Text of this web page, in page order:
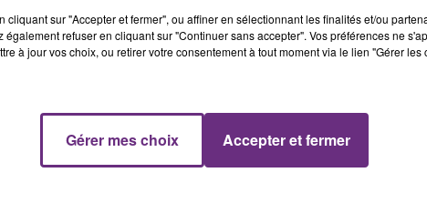
L'ORDRE SUR LES CONDITIONS DE...
Alors que les dates de début des vendange
2026 s'est avéré être plus précoce que prévu,
l'inspection du Travail en profite pour rappeler
15h00 - 19h00
Le Club Champagne FM
cliquant sur "Accepter et fermer", ou affiner en sélectionnant les finalités et/ou
également refuser en cliquant sur "Continuer sans accepter". Vos préférences ne
à jour vos choix, ou retirer votre consentement à tout moment via le lien "Gérer les
Gérer mes choix Accepter et fermer